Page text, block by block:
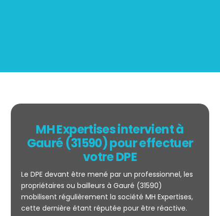
MH Expertises intervient à
Gauré (31590) pour effectuer
votre DPE
Le DPE devant être mené par un professionnel, les
propriétaires ou bailleurs à Gauré (31590)
mobilisent régulièrement la société MH Expertises,
cette dernière étant réputée pour être réactive.